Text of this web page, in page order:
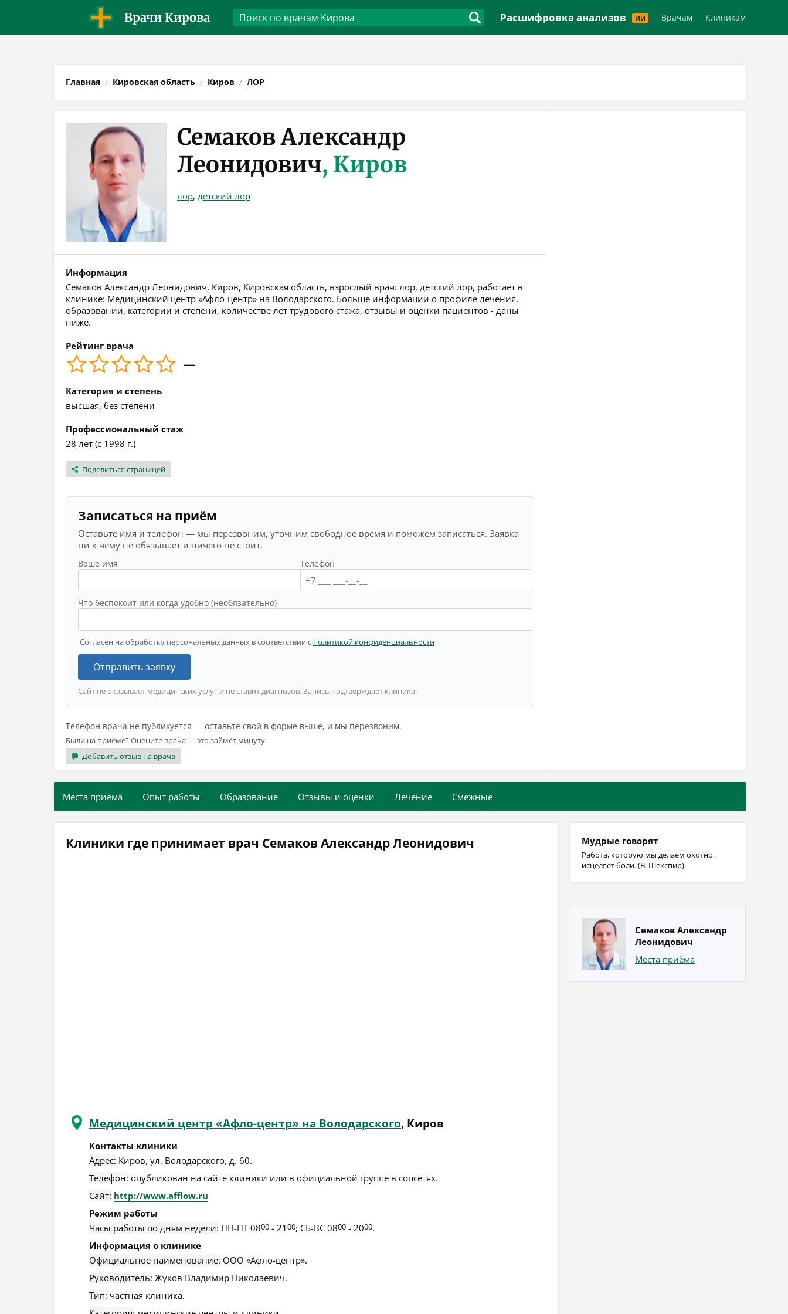
Врачи Кирова Расшифровка анализов ИИ Врачам Клиникам
Главная Кировская область Киров ЛОР
Семаков Александр
Леонидович, Киров
лор, детский лор
Информация
Семаков Александр Леонидович, Киров, Кировская область, взрослый врач: лор, детский лор, работает в
клинике: Медицинский центр «Афло-центр» на Володарского. Больше информации о профиле лечения,
образовании, категории и степени, количестве лет трудового стажа, отзывы и оценки пациентов - даны
ниже.
Рейтинг врача
—
Категория и степень
высшая, без степени
Профессиональный стаж
28 лет (с 1998 г.)
Поделиться страницей
Записаться на приём
Оставьте имя и телефон — мы перезвоним, уточним свободное время и поможем записаться. Заявка
ни к чему не обязывает и ничего не стоит.
Ваше имя Телефон
Что беспокоит или когда удобно (необязательно)
Согласен на обработку персональных данных в соответствии с политикой конфиденциальности
Отправить заявку
Сайт не оказывает медицинских услуг и не ставит диагнозов. Запись подтверждает клиника.
Телефон врача не публикуется — оставьте свой в форме выше, и мы перезвоним.
Были на приёме? Оцените врача — это займёт минуту.
Добавить отзыв на врача
Места приёма Опыт работы Образование Отзывы и оценки Лечение Смежные
Клиники где принимает врач Семаков Александр Леонидович
Медицинский центр «Афло-центр» на Володарского, Киров
Контакты клиники
Адрес: Киров, ул. Володарского, д. 60.
Телефон: опубликован на сайте клиники или в официальной группе в соцсетях.
Сайт: http://www.afflow.ru
Режим работы
Часы работы по дням недели: ПН-ПТ 0800 - 2100; СБ-ВС 0800 - 2000.
Информация о клинике
Официальное наименование: ООО «Афло-центр».
Руководитель: Жуков Владимир Николаевич.
Тип: частная клиника.
Мудрые говорят
Работа, которую мы делаем охотно,
исцеляет боли. (В. Шекспир)
Семаков Александр
Леонидович
Места приёма